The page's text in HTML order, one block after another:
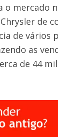
o mercado
de
de
as
de 44